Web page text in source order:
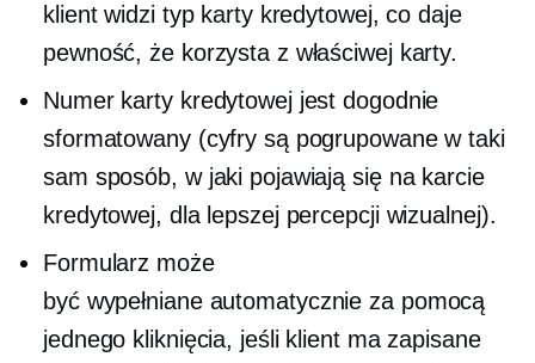
klient widzi typ karty kredytowej, co daje
pewność, że korzysta z właściwej karty.
Numer karty kredytowej jest dogodnie
sformatowany (cyfry są pogrupowane w taki
sam sposób, w jaki pojawiają się na karcie
kredytowej, dla lepszej percepcji wizualnej).
Formularz może
być wypełniane automatycznie za pomocą
jednego kliknięcia, jeśli klient ma zapisane